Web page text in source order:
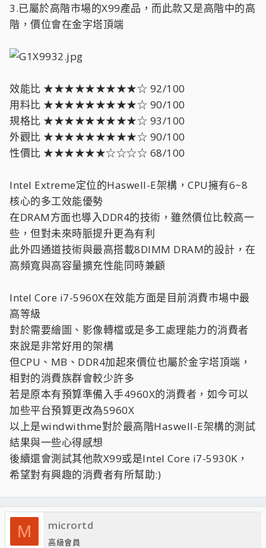
3.已屬於高階市場的X99產品，而此款又是高階中的高
階，價位會在金字塔頂端
效能比 ★★★★★★★★★☆ 92/100
用料比 ★★★★★★★★★☆ 90/100
規格比 ★★★★★★★★★☆ 93/100
外觀比 ★★★★★★★★★☆ 90/100
性價比 ★★★★★★☆☆☆☆ 68/100
Intel Extreme定位的Haswell-E架構，CPU擁有6~8
核心的多工效能優勢
在DRAM方面也導入DDR4的技術，雖然價位比較高一
些，但對未來時脈提升更為有利
此外四通道技術與最高搭載8DIMM DRAM的設計，在
高頻寬與高容量擴充性能同時兼顧
Intel Core i7-5960X在效能方面是目前消費市場中最
高等級
對於需要繪圖、影像轉檔或是多工處理能力的消費者
來說是非常好用的架構
但CPU、MB、DDR4加起來價位也屬於金字塔頂端，
相對的消費族群會較少許多
若是原本有預算準備入手4960X的消費者，如今可以
加些平台預算更改為5960X
以上是windwithme對於最高階Haswell-E架構的測試
結果與一些心得感想
後續還會測試其他款X99或是Intel Core i7-5930K，
希望對有興趣的消費者有所幫助:)
M micrortd
高級會員